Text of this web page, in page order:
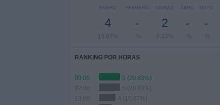
ENERO
4
16.67%
FEBRERO
-
- %
MARZO
2
8.33%
ABRIL
-
- %
MAYO
-
- %
RANKING POR HORAS
09:00
5 (20.83%)
12:00
5 (20.83%)
13:00
4 (16.67%)